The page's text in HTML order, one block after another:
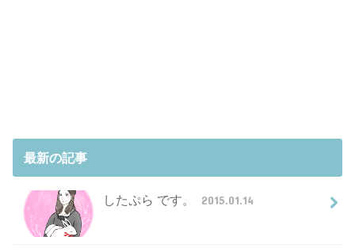
最新の記事
したぷら です。 2015.01.14